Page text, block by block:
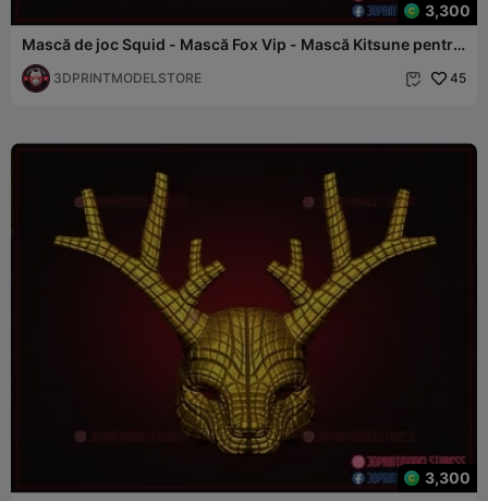
3,300
Mască de joc Squid - Mască Fox Vip - Mască Kitsune pentru
Cosplay
3DPRINTMODELSTORE  45
3,300